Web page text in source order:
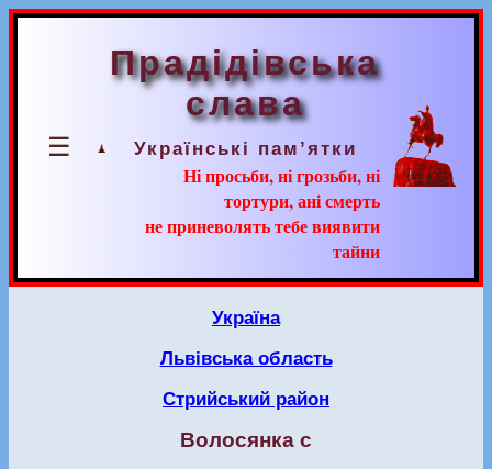
☰
Прадідівська
слава
Українські пам’ятки
Ні просьби, ні грозьби, ні
тортури, ані смерть
не приневолять тебе виявити
тайни
Україна
Львівська область
Стрийський район
Волосянка с